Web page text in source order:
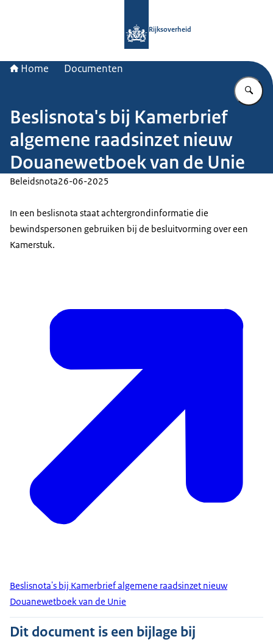
Rijksoverheid
Home Documenten
Beslisnota's bij Kamerbrief
algemene raadsinzet nieuw
Douanewetboek van de Unie
Beleidsnota26-06-2025
In een beslisnota staat achtergrondinformatie die
bewindspersonen gebruiken bij de besluitvorming over een
Kamerstuk.
Beslisnota's bij Kamerbrief algemene raadsinzet nieuw
Douanewetboek van de Unie
Dit document is een bijlage bij